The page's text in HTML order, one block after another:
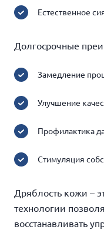
Естественное
Долгосрочные
Замедление
Улучшение
Профилактика
Стимуляция
Дряблость кожи –
технологии
восстанавливать